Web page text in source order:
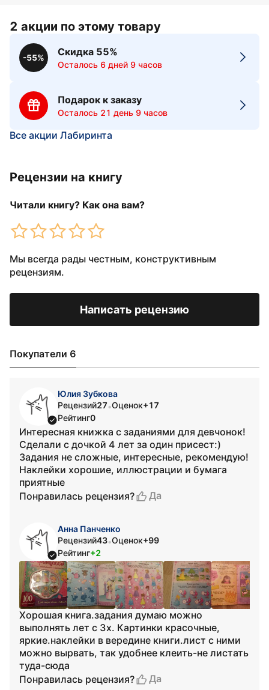
2 акции по этому товару
-55%
Скидка 55%
Осталось 6 дней 9 часов
Подарок к заказу
Осталось 21 день 9 часов
Все акции Лабиринта
Рецензии на книгу
Читали книгу? Как она вам?
Мы всегда рады честным, конструктивным
рецензиям.
Написать рецензию
Покупатели 6
Юлия Зубкова
Рецензий27•Оценок+17
Рейтинг0
Интересная книжка с заданиями для девчонок!
Сделали с дочкой 4 лет за один присест:)
Задания не сложные, интересные, рекомендую!
Наклейки хорошие, иллюстрации и бумага
приятные
Понравилась рецензия?
Да
Анна Панченко
Рецензий43•Оценок+99
Рейтинг+2
Хорошая книга.задания думаю можно
выполнять лет с 3х. Картинки красочные,
яркие.наклейки в вередине книги.лист с ними
можно вырвать, так удобнее клеить-не листать
туда-сюда
Понравилась рецензия?
Да